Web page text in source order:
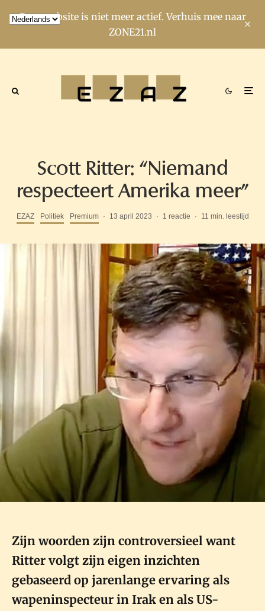
Deze website is niet meer actief. Verhuis mee naar
ZONE21.nl
Scott Ritter: “Niemand
respecteert Amerika meer”
EZAZ Politiek Premium · 13 april 2023 · 1 reactie · 11 min. leestijd
Zijn woorden zijn controversieel want
Ritter volgt zijn eigen inzichten
gebaseerd op jarenlange ervaring als
wapeninspecteur in Irak en als US-